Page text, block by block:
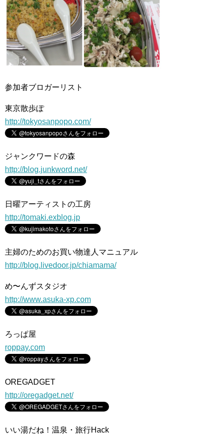
参加者ブロガーリスト
東京散歩ぽ
http://tokyosanpopo.com/
ジャンクワードの森
http://blog.junkword.net/
日曜アーティストの工房
http://tomaki.exblog.jp
主婦のためのお買い物達人マニュアル
http://blog.livedoor.jp/chiamama/
め〜んずスタジオ
http://www.asuka-xp.com
ろっぱ屋
roppay.com
OREGADGET
http://oregadget.net/
いい湯だね！温泉・旅行Hack